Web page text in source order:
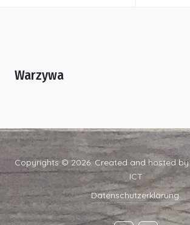
Warzywa
Copyrights © 2026. Created and hosted
ICT
Datenschutzerklärung